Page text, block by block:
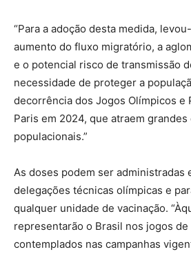
“Para a adoção desta medida,
aumento do fluxo migratório, a
e o potencial risco de transmissão
necessidade de proteger a
decorrência dos Jogos Olímpicos e
Paris em 2024, que atraem
populacionais.”
As doses podem ser administradas
delegações técnicas olímpicas e
qualquer unidade de vacinação.
representarão o Brasil nos jogos de
contemplados nas campanhas